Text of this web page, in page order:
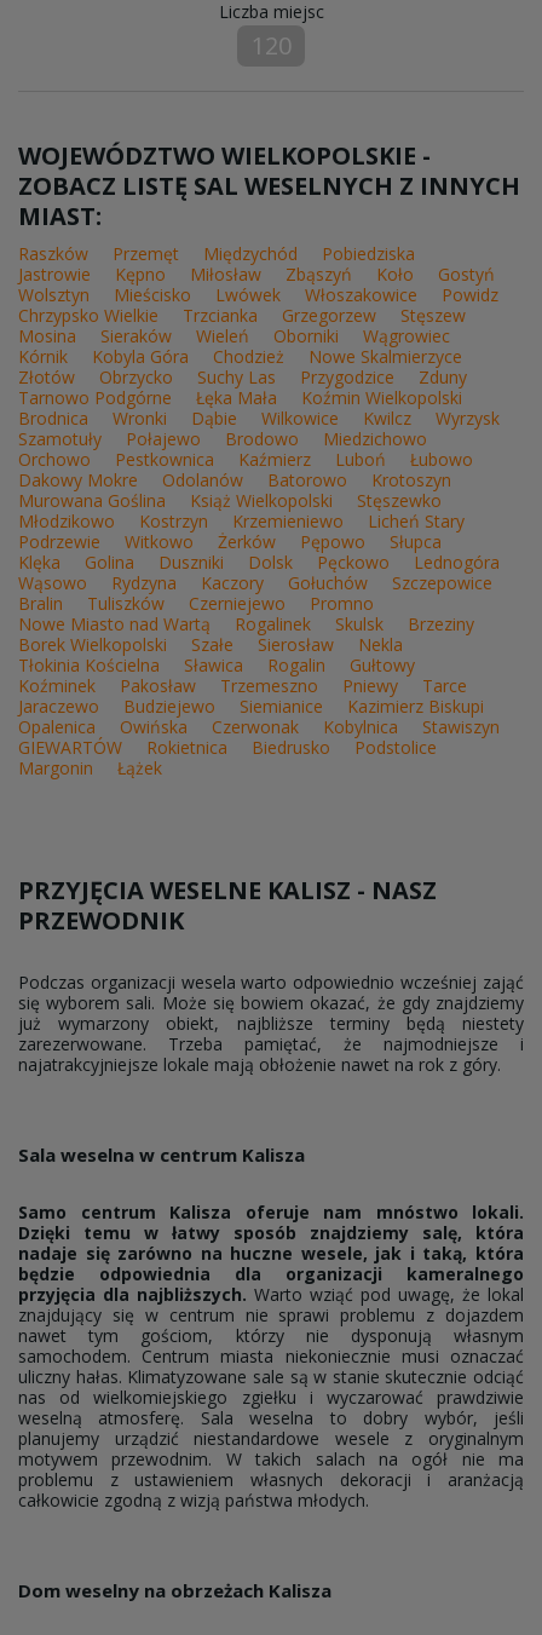
Liczba miejsc
120
WOJEWÓDZTWO WIELKOPOLSKIE -
ZOBACZ LISTĘ SAL WESELNYCH Z INNYCH
MIAST:
Raszków Przemęt Międzychód
Pobiedziska
Jastrowie
Kępno Miłosław Zbąszyń Koło
Gostyń
Wolsztyn
Mieścisko Lwówek Włoszakowice
Powidz
Chrzypsko Wielkie
Trzcianka Grzegorzew
Stęszew
Mosina
Sieraków Wieleń Oborniki
Wągrowiec
Kórnik
Kobyla Góra Chodzież
Nowe Skalmierzyce
Złotów
Obrzycko Suchy Las Przygodzice
Zduny
Tarnowo Podgórne
Łęka Mała
Koźmin Wielkopolski
Brodnica
Wronki Dąbie Wilkowice Kwilcz
Wyrzysk
Szamotuły
Połajewo Brodowo
Miedzichowo
Orchowo
Pestkownica Kaźmierz Luboń
Łubowo
Dakowy Mokre
Odolanów Batorowo
Krotoszyn
Murowana Goślina
Książ Wielkopolski
Stęszewko
Młodzikowo
Kostrzyn Krzemieniewo
Licheń Stary
Podrzewie
Witkowo Żerków Pępowo
Słupca
Klęka
Golina Duszniki Dolsk Pęckowo
Lednogóra
Wąsowo
Rydzyna Kaczory Gołuchów
Szczepowice
Bralin
Tuliszków Czerniejewo
Promno
Nowe Miasto nad Wartą
Rogalinek Skulsk
Brzeziny
Borek Wielkopolski
Szałe Sierosław
Nekla
Tłokinia Kościelna
Sławica Rogalin
Gułtowy
Koźminek
Pakosław Trzemeszno Pniewy
Tarce
Jaraczewo
Budziejewo Siemianice
Kazimierz Biskupi
Opalenica
Owińska Czerwonak Kobylnica
Stawiszyn
GIEWARTÓW
Rokietnica Biedrusko
Podstolice
Margonin
Łążek
PRZYJĘCIA WESELNE KALISZ - NASZ
PRZEWODNIK
Podczas organizacji wesela warto odpowiednio wcześniej zająć
się wyborem sali. Może się bowiem okazać, że gdy znajdziemy
już wymarzony obiekt, najbliższe terminy będą niestety
zarezerwowane. Trzeba pamiętać, że najmodniejsze i
najatrakcyjniejsze lokale mają obłożenie nawet na rok z góry.
Sala weselna w centrum Kalisza
Samo centrum Kalisza oferuje nam mnóstwo lokali.
Dzięki temu w łatwy sposób znajdziemy salę, która
nadaje się zarówno na huczne wesele, jak i taką, która
będzie odpowiednia dla organizacji kameralnego
przyjęcia dla najbliższych. Warto wziąć pod uwagę, że lokal
znajdujący się w centrum nie sprawi problemu z dojazdem
nawet tym gościom, którzy nie dysponują własnym
samochodem. Centrum miasta niekoniecznie musi oznaczać
uliczny hałas. Klimatyzowane sale są w stanie skutecznie odciąć
nas od wielkomiejskiego zgiełku i wyczarować prawdziwie
weselną atmosferę. Sala weselna to dobry wybór, jeśli
planujemy urządzić niestandardowe wesele z oryginalnym
motywem przewodnim. W takich salach na ogół nie ma
problemu z ustawieniem własnych dekoracji i aranżacją
całkowicie zgodną z wizją państwa młodych.
Dom weselny na obrzeżach Kalisza